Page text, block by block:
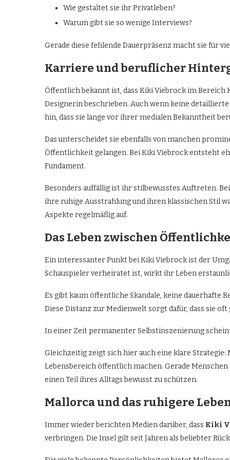
Wie gestaltet sie ihr Privatleben?
Warum gibt sie so wenige Interviews?
Gerade diese fehlende Dauerpräsenz macht sie für
Karriere und beruflicher
Öffentlich bekannt ist, dass Kiki Viebrock im Bereich
Designerin beschrieben. Auch wenn keine
hin, dass sie lange vor ihrer medialen Bekanntheit
Das unterscheidet sie ebenfalls von manchen
Öffentlichkeit gelangen. Bei Kiki Viebrock entsteht
Fundament.
Besonders auffällig ist ihr stilbewusstes Auftreten.
ihre ruhige Ausstrahlung und ihren klassischen Stil
Aspekte regelmäßig auf.
Das Leben zwischen
Ein interessanter Punkt bei Kiki Viebrock ist der
Schauspieler verheiratet ist, wirkt ihr Leben
Es gibt kaum öffentliche Skandale, keine dauerhafte
Diese Distanz zur Medienwelt sorgt dafür, dass sie
In einer Zeit permanenter Selbstinszenierung
Gleichzeitig zeigt sich hier auch eine klare
Lebensbereich öffentlich machen. Gerade
einen Teil ihres Alltags bewusst zu schützen.
Mallorca und das ruhigere
Immer wieder berichten Medien darüber, dass Kiki
verbringen. Die Insel gilt seit Jahren als beliebter